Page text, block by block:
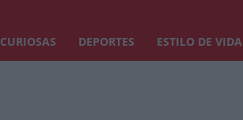
CURIOSAS DEPORTES ESTILO DE VIDA